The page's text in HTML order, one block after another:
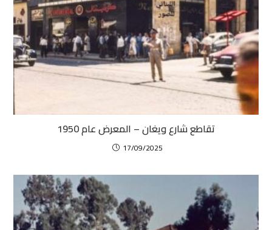
تقاطع شارع ويغان – المعرض عام 1950
17/09/2025